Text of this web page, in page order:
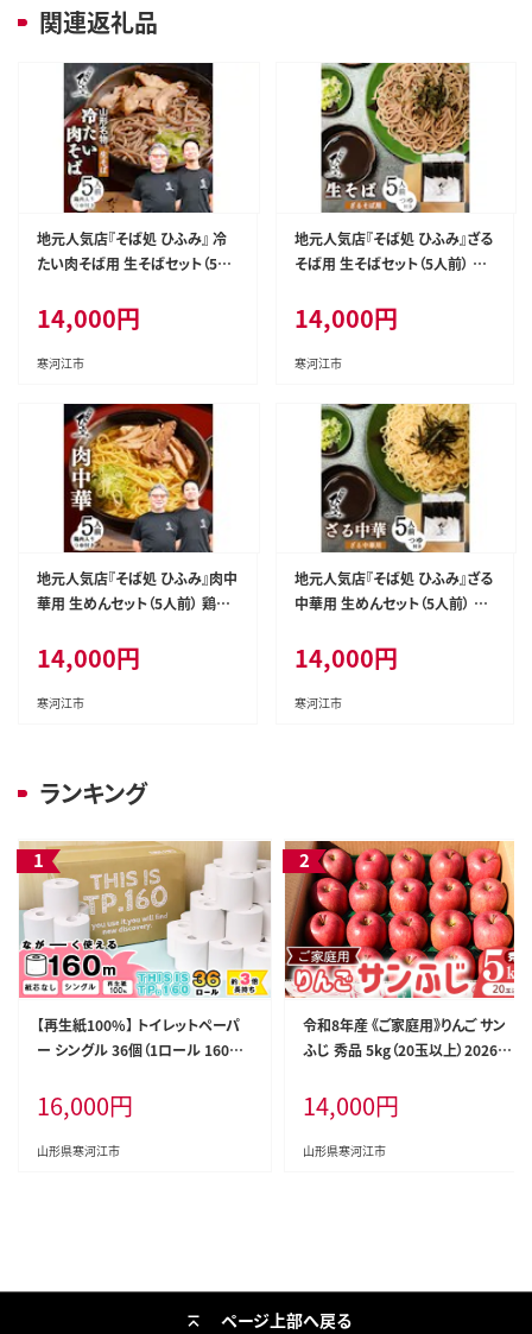
関連返礼品
地元人気店『そば処 ひふみ』 冷
たい肉そば用 生そばセット（5人
沖縄・離島 014-F-HF001
14,000円
寒河江市
地元人気店『そば処 ひふみ』ざる
そば用 生そばセット（5人前） つ
14-F-HF002
14,000円
寒河江市
地元人気店『そば処 ひふみ』肉中
華用 生めんセット（5人前） 鶏肉
島 014-F-HF003
14,000円
寒河江市
地元人気店『そば処 ひふみ』ざる
中華用 生めんセット（5人前） つ
14-F-HF004
14,000円
寒河江市
ランキング
【再生紙100%】 トイレットペーパ
ー シングル 36個（1ロール 160m
雇用事業所支援品】 SDGs エコ サ
ステナブル 国内製造 016-H-BK01
1
16,000円
山形県寒河江市
令和8年産 《ご家庭用》りんご サン
ふじ 秀品 5kg（20玉以上）2026年
から下旬頃発送予定】 014-B-HK0
14,000円
山形県寒河江市
ページ上部へ戻る